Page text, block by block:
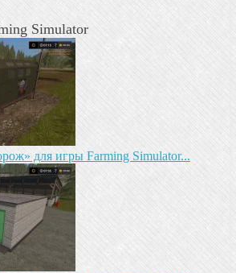
Simulator
для игры Farming Simulator...